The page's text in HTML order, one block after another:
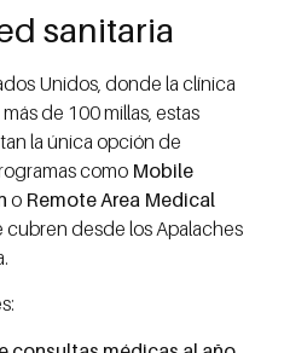
sanitaria
Unidos, donde la clínica
de 100 millas, estas
la única opción de
como Mobile
o Remote Area Medical
desde los Apalaches